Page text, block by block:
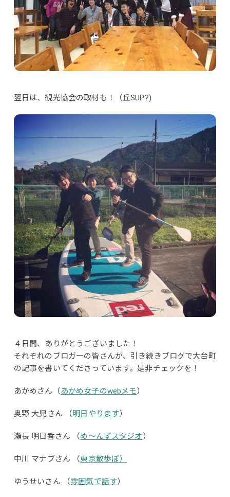
翌日は、観光協会の取材も！（丘SUP?)
４日間、ありがとうございました！
それぞれのブロガーの皆さんが、引き続きブログで大台町
の記事を書いてくださっています。是非チェックを！
あかめさん（あかめ女子のwebメモ）
奥野 大児さん （明日やります）
瀬長 明日香さん （め〜んずスタジオ）
中川 マナブさん （東京散歩ぽ）
ゆうせいさん （雰囲気で話す）